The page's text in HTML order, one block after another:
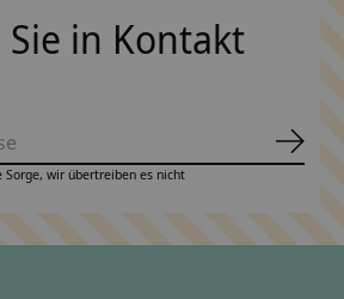
in Kontakt
Sorge, wir übertreiben es nicht